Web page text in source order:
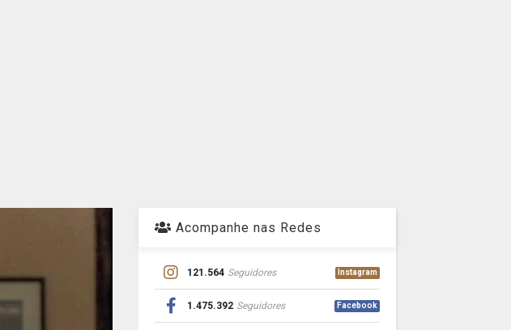
Acompanhe nas Redes
121.564 Seguidores Instagram
1.475.392 Seguidores Facebook